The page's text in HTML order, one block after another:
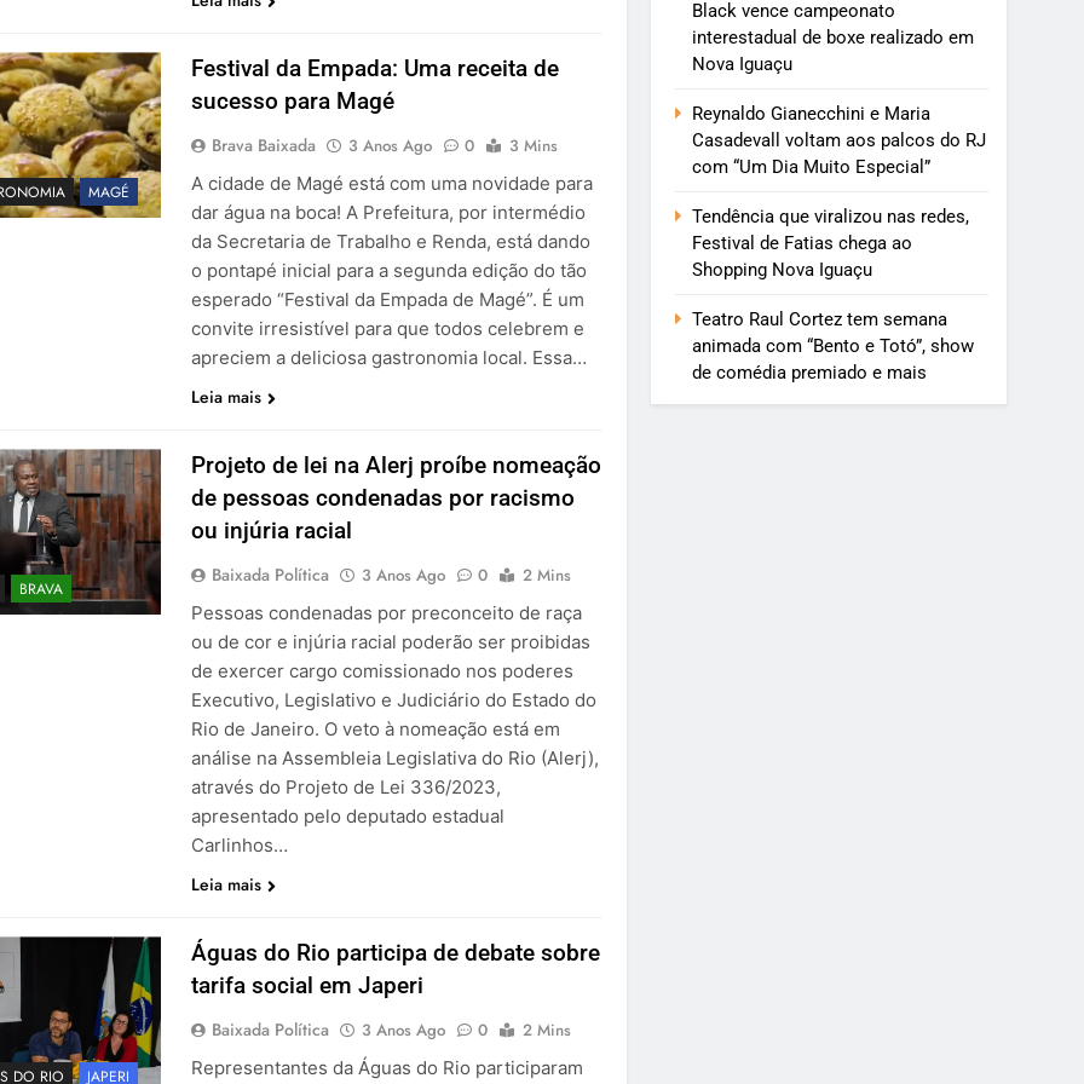
MAGÉ
Festival da Empada: Uma receita de
sucesso para Magé
Brava Baixada 3 Anos Ago 0
3 Mins
A cidade de Magé está com uma novidade para
dar água na boca! A Prefeitura, por intermédio
da Secretaria de Trabalho e Renda, está dando
o pontapé inicial para a segunda edição do tão
esperado “Festival da Empada de Magé”. É um
convite irresistível para que todos celebrem e
apreciem a deliciosa gastronomia local. Essa…
Leia mais
BRAVA
Projeto de lei na Alerj proíbe nomeação
de pessoas condenadas por racismo
ou injúria racial
Baixada Política 3 Anos Ago 0
2 Mins
Pessoas condenadas por preconceito de raça
ou de cor e injúria racial poderão ser proibidas
de exercer cargo comissionado nos poderes
Executivo, Legislativo e Judiciário do Estado do
Rio de Janeiro. O veto à nomeação está em
análise na Assembleia Legislativa do Rio (Alerj),
através do Projeto de Lei 336/2023,
apresentado pelo deputado estadual
Carlinhos…
Leia mais
DO RIO JAPERI
Águas do Rio participa de debate sobre
tarifa social em Japeri
Baixada Política 3 Anos Ago 0
2 Mins
Representantes da Águas do Rio participaram
Black vence campeonato
interestadual de boxe realizado em
Nova Iguaçu
Reynaldo Gianecchini e Maria
Casadevall voltam aos palcos do RJ
com “Um Dia Muito Especial”
Tendência que viralizou nas redes,
Festival de Fatias chega ao
Shopping Nova Iguaçu
Teatro Raul Cortez tem semana
animada com “Bento e Totó”, show
de comédia premiado e mais